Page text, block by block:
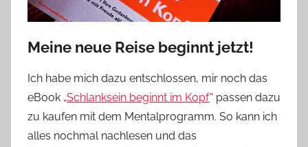
Meine neue Reise beginnt jetzt!
Ich habe mich dazu entschlossen, mir noch das
eBook „Schlanksein beginnt im Kopf“ passen dazu
zu kaufen mit dem Mentalprogramm. So kann ich
alles nochmal nachlesen und das